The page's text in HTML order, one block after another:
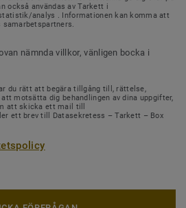
också användas av Tarkett i
analys . Informationen kan komma att
nämnda villkor, vänligen bocka i
du rätt att begära tillgång till, rättelse,
motsätta dig behandlingen av dina uppgifter,
att skicka ett mail till
ett brev till Datasekretess – Tarkett – Box